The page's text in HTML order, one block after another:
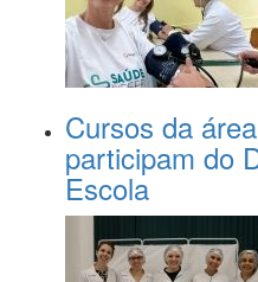
Cursos da
participam do
Escola